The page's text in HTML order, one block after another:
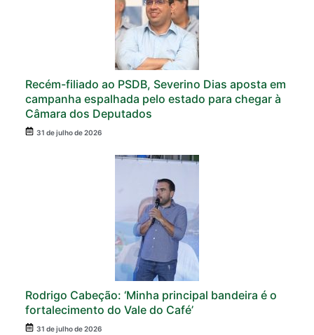
Recém-filiado ao PSDB, Severino Dias aposta em
campanha espalhada pelo estado para chegar à
Câmara dos Deputados
31 de julho de 2026
Rodrigo Cabeção: ‘Minha principal bandeira é o
fortalecimento do Vale do Café’
31 de julho de 2026